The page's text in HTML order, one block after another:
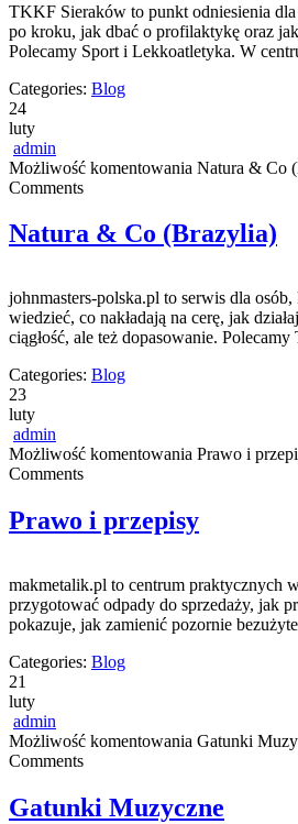
TKKF Sieraków to punkt odniesienia
po kroku, jak dbać o profilaktykę oraz
Polecamy Sport i Lekkoatletyka. W
Categories: Blog
24
luty
admin
Możliwość komentowania Natura & Co
Comments
Natura & Co (Brazylia)
johnmasters-polska.pl to serwis dla
wiedzieć, co nakładają na cerę, jak
ciągłość, ale też dopasowanie.
Categories: Blog
23
luty
admin
Możliwość komentowania Prawo i
Comments
Prawo i przepisy
makmetalik.pl to centrum praktycznych
przygotować odpady do sprzedaży, jak
pokazuje, jak zamienić pozornie
Categories: Blog
21
luty
admin
Możliwość komentowania Gatunki
Comments
Gatunki Muzyczne